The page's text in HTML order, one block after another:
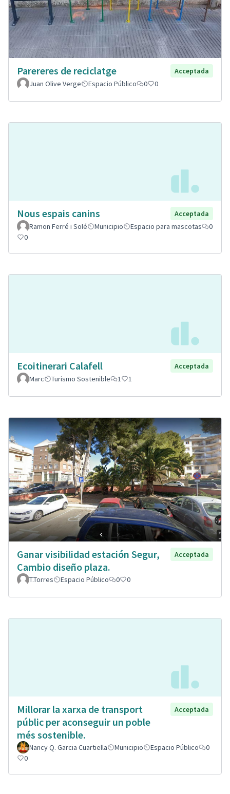
Parereres de reciclatge
Acceptada
Juan Olive Verge
Espacio Público 0 0
Nous espais canins
Acceptada
Ramon Ferré i Solé
Municipio Espacio para mascotas
0
0
Ecoitinerari Calafell
Acceptada
Marc
Turismo Sostenible 1 1
Ganar visibilidad estación Segur,
Cambio diseño plaza.
Acceptada
T.Torres Espacio Público 0 0
Millorar la xarxa de transport
públic per aconseguir un poble
més sostenible.
Acceptada
Nancy Q. Garcia Cuartiella Municipio Espacio Público
0
0